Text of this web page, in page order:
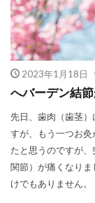
2023年1月18日
へバーデン結
先日、歯肉（歯茎
すが、もう一つお
たと思うのですが
関節）が痛くなり
けでもありません